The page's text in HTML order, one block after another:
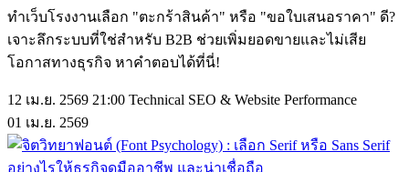
ทำเว็บโรงงานเลือก "ตะกร้าสินค้า" หรือ "ขอใบเสนอราคา" ดี?
เจาะลึกระบบที่ใช่สำหรับ B2B ช่วยเพิ่มยอดขายและไม่เสีย
โอกาสทางธุรกิจ หาคำตอบได้ที่นี่!
12 เม.ย. 2569 21:00 Technical SEO & Website Performance
01 เม.ย. 2569